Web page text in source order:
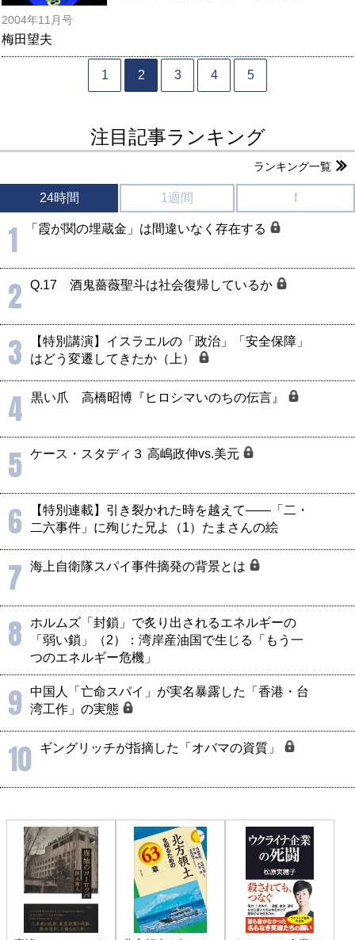
2004年11月号
梅田望夫
1 2 3 4 5
注目記事ランキング
ランキング一覧
24時間 1週間 f
1 「霞が関の埋蔵金」は間違いなく存在する
2 Q.17 酒鬼薔薇聖斗は社会復帰しているか
3
【特別講演】イスラエルの「政治」「安全保障」
はどう変遷してきたか（上）
4 黒い爪 高橋昭博『ヒロシマいのちの伝言』
5 ケース・スタディ３ 高嶋政伸vs.美元
6
【特別連載】引き裂かれた時を越えて――「二・
二六事件」に殉じた兄よ（1）たまさんの絵
7 海上自衛隊スパイ事件摘発の背景とは
8
ホルムズ「封鎖」で炙り出されるエネルギーの
「弱い鎖」（2）：湾岸産油国で生じる「もう一
つのエネルギー危機」
9 中国人「亡命スパイ」が実名暴露した「香港・台
湾工作」の実態
10 ギングリッチが指摘した「オバマの資質」